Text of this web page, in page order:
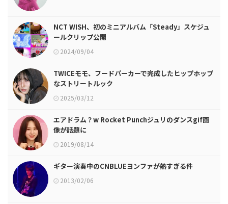
NCT WISH、初のミニアルバム「Steady」スケジュ
ールクリップ公開
2024/09/04
TWICEモモ、フードパーカーで完成したヒップホップ
なストリートルック
2025/03/12
エアドラム？w Rocket Punchジュリのダンスgif画
像が話題に
2019/08/14
ギター演奏中のCNBLUEヨンファが熱すぎる件
2013/02/06